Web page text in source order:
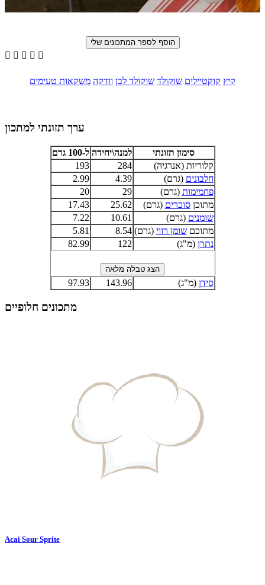
    
קיץ קוקטיילים שוקולד שוקולד לבן וודקה משקאות טעימים
ערך תזונתי למתכון
סימון תזונתי למנה\יחידה ל-100 גרם
קלוריות (אנרגיה)
284
193
חלבונים (גרם) 4.39
2.99
פחמימות (גרם) 29
20
מתוכןסוכרים (גרם) 25.62
17.43
שומנים (גרם) 10.61
7.22
מתוכםשומן רווי (גרם) 8.54
5.81
נתרן (מ"ג) 122
82.99
סידן (מ"ג) 143.96
97.93
מתכונים חלופיים
Acai Sour Sprite